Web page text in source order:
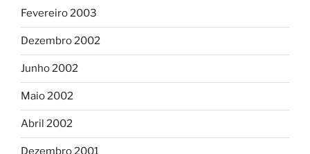
Fevereiro 2003
Dezembro 2002
Junho 2002
Maio 2002
Abril 2002
Dezembro 2001